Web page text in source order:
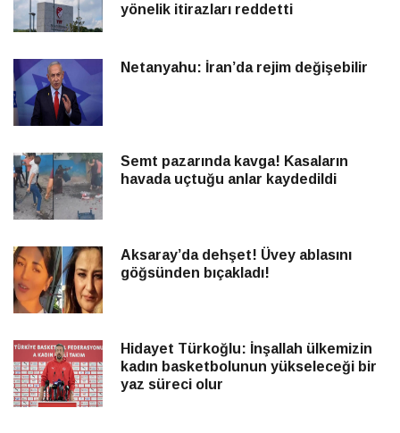
yönelik itirazları reddetti
Netanyahu: İran’da rejim değişebilir
Semt pazarında kavga! Kasaların
havada uçtuğu anlar kaydedildi
Aksaray’da dehşet! Üvey ablasını
göğsünden bıçakladı!
Hidayet Türkoğlu: İnşallah ülkemizin
kadın basketbolunun yükseleceği bir
yaz süreci olur